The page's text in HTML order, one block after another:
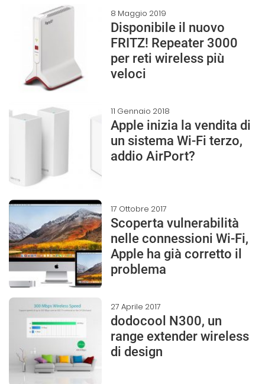
8 Maggio 2019
Disponibile il nuovo
FRITZ! Repeater 3000
per reti wireless più
veloci
11 Gennaio 2018
Apple inizia la vendita di
un sistema Wi-Fi terzo,
addio AirPort?
17 Ottobre 2017
Scoperta vulnerabilità
nelle connessioni Wi-Fi,
Apple ha già corretto il
problema
27 Aprile 2017
dodocool N300, un
range extender wireless
di design